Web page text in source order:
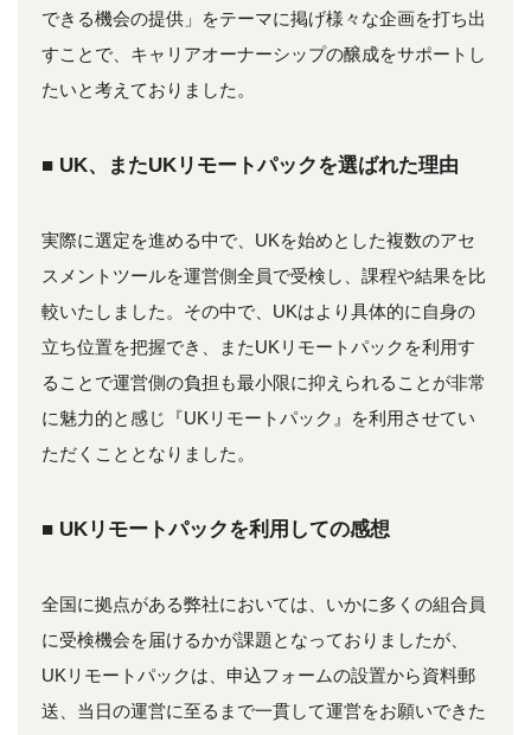
できる機会の提供」をテーマに掲げ様々な企画を打ち出
すことで、キャリアオーナーシップの醸成をサポートし
たいと考えておりました。
■ UK、またUKリモートパックを選ばれた理由
実際に選定を進める中で、UKを始めとした複数のアセ
スメントツールを運営側全員で受検し、課程や結果を比
較いたしました。その中で、UKはより具体的に自身の
立ち位置を把握でき、またUKリモートパックを利用す
ることで運営側の負担も最小限に抑えられることが非常
に魅力的と感じ『UKリモートパック』を利用させてい
ただくこととなりました。
■ UKリモートパックを利用しての感想
全国に拠点がある弊社においては、いかに多くの組合員
に受検機会を届けるかが課題となっておりましたが、
UKリモートパックは、申込フォームの設置から資料郵
送、当日の運営に至るまで一貫して運営をお願いできた